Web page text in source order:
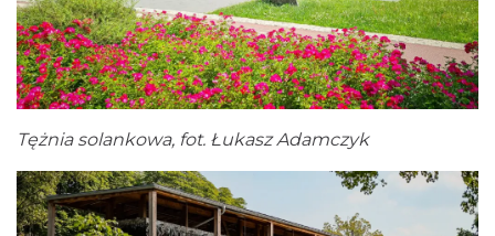
Tężnia solankowa, fot. Łukasz Adamczyk